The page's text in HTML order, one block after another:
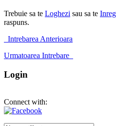
Trebuie sa te Loghezi sau sa te
raspuns.
Intrebarea Anterioara
Urmatoarea Intrebare
Login
Connect with: